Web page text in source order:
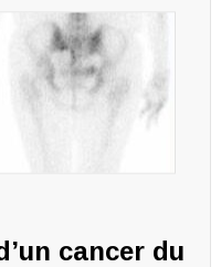
cancer du